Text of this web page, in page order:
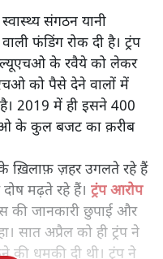
संगठन यानी
फंडिंग रोक दी है। ट्रंप
के रवैये को लेकर
को पैसे देने वालों में
2019 में ही इसने 400
के कुल बजट का क़रीब
ख़िलाफ़ ज़हर उगलते रहे हैं
मढ़ते रहे हैं। ट्रंप आरोप
की जानकारी छुपाई और
सात अप्रैल को ही ट्रंप ने
धमकी दी थी। ट्रंप ने